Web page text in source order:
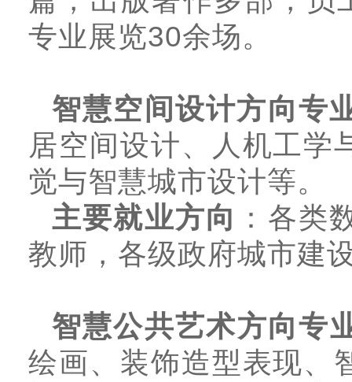
专业展览30余场。
智慧空间设计方向专
居空间设计、人机工学
觉与智慧城市设计等。
主要就业方向 ： 各类
教师，各级政府城市建
智慧公共艺术方向专
绘画、装饰造型表现、